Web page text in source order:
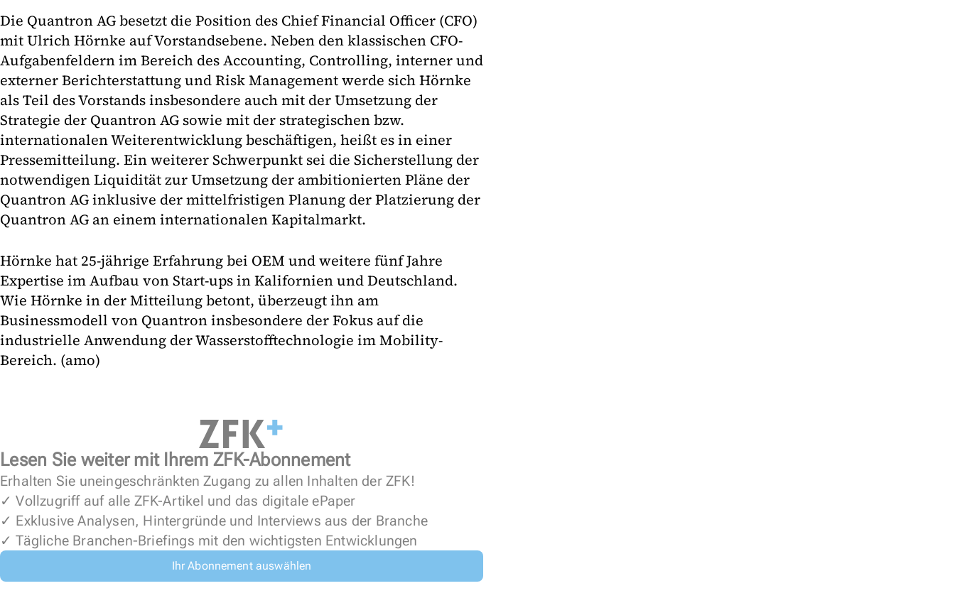
Die Quantron AG besetzt die Position des Chief Financial Officer (CFO)
mit Ulrich Hörnke auf Vorstandsebene. Neben den klassischen CFO-
Aufgabenfeldern im Bereich des Accounting, Controlling, interner und
externer Berichterstattung und Risk Management werde sich Hörnke
als Teil des Vorstands insbesondere auch mit der Umsetzung der
Strategie der Quantron AG sowie mit der strategischen bzw.
internationalen Weiterentwicklung beschäftigen, heißt es in einer
Pressemitteilung. Ein weiterer Schwerpunkt sei die Sicherstellung der
notwendigen Liquidität zur Umsetzung der ambitionierten Pläne der
Quantron AG inklusive der mittelfristigen Planung der Platzierung der
Quantron AG an einem internationalen Kapitalmarkt.
Hörnke hat 25-jährige Erfahrung bei OEM und weitere fünf Jahre
Expertise im Aufbau von Start-ups in Kalifornien und Deutschland.
Wie Hörnke in der Mitteilung betont, überzeugt ihn am
Businessmodell von Quantron insbesondere der Fokus auf die
industrielle Anwendung der Wasserstofftechnologie im Mobility-
Bereich. (amo)
Lesen Sie weiter mit Ihrem ZFK-Abonnement
Erhalten Sie uneingeschränkten Zugang zu allen Inhalten der ZFK!
✓ Vollzugriff auf alle ZFK-Artikel und das digitale ePaper
✓ Exklusive Analysen, Hintergründe und Interviews aus der Branche
✓ Tägliche Branchen-Briefings mit den wichtigsten Entwicklungen
Ihr Abonnement auswählen